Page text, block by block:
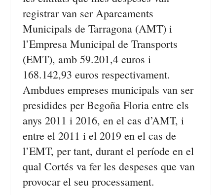
registrar van ser Aparcaments
Municipals de Tarragona (AMT) i
l’Empresa Municipal de Transports
(EMT), amb 59.201,4 euros i
168.142,93 euros respectivament.
Ambdues empreses municipals van ser
presidides per Begoña Floria entre els
anys 2011 i 2016, en el cas d’AMT, i
entre el 2011 i el 2019 en el cas de
l’EMT, per tant, durant el període en el
qual Cortés va fer les despeses que van
provocar el seu processament.